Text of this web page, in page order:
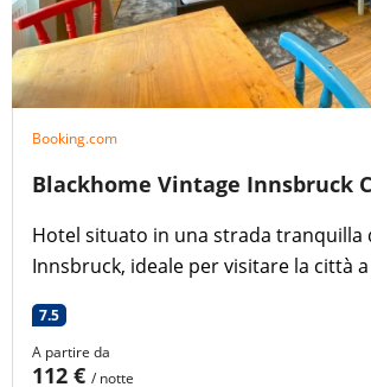
Booking.com
Blackhome Vintage Innsbruck
Hotel situato in una strada tranquilla
Innsbruck, ideale per visitare la città
7.5
A partire da
112 € / notte